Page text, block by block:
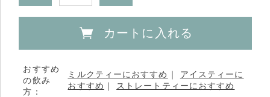
カートに入れる
おすすめ
の飲み
方：
ミルクティーにおすすめ ｜ アイスティーに
おすすめ ｜ ストレートティーにおすすめ